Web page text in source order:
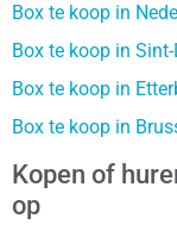
Box te koop in
Box te koop in
Box te koop in
Box te koop in
Kopen of
op